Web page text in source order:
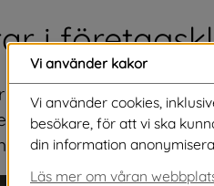
i
Näringsliv
sig på plats 152 i
förbättring med 16
Vi använder kakor
Vi använder cookies,
besökare, för att vi ska
din information
Läs mer om våran